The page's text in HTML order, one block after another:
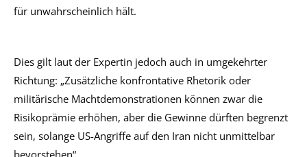
für unwahrscheinlich hält.
Dies gilt laut der Expertin jedoch auch in umgekehrter
Richtung: „Zusätzliche konfrontative Rhetorik oder
militärische Machtdemonstrationen können zwar die
Risikoprämie erhöhen, aber die Gewinne dürften begrenzt
sein, solange US-Angriffe auf den Iran nicht unmittelbar
bevorstehen“.